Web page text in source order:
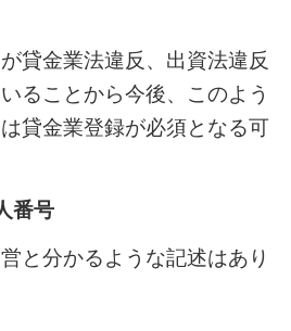
貸金業法違反、出資法違反
ることから今後、このよう
貸金業登録が必須となる可
番号
と分かるような記述はあり